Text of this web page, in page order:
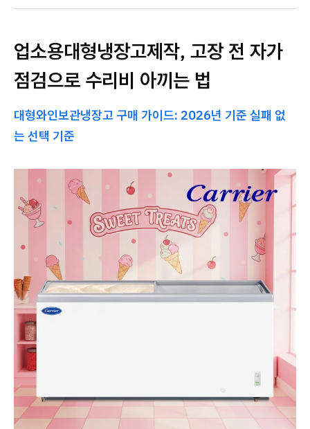
업소용대형냉장고제작, 고장 전 자가
점검으로 수리비 아끼는 법
대형와인보관냉장고 구매 가이드: 2026년 기준 실패 없
는 선택 기준